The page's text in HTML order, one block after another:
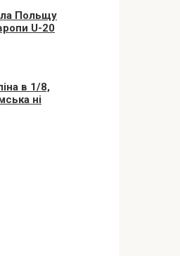
Польщу
U-20
в 1/8,
ні